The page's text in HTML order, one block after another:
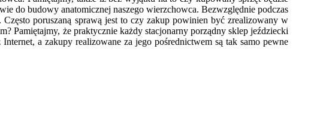
do budowy anatomicznej naszego wierzchowca. Bezwzględnie podczas
Często poruszaną sprawą jest to czy zakup powinien być zrealizowany w
Pamiętajmy, że praktycznie każdy stacjonarny porządny sklep jeździecki
a zakupy realizowane za jego pośrednictwem są tak samo pewne